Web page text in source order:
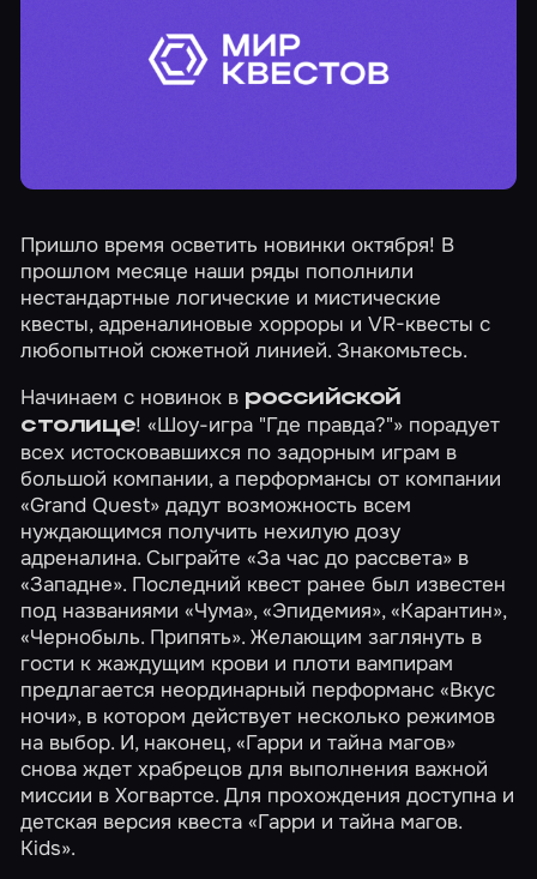
Пришло время осветить новинки октября! В
прошлом месяце наши ряды пополнили
нестандартные логические и мистические
квесты, адреналиновые хорроры и VR-квесты с
любопытной сюжетной линией. Знакомьтесь.
Начинаем с новинок в российской
столице! «Шоу-игра "Где правда?"»порадует
всех истосковавшихся по задорным играм в
большой компании, а перформансы от компании
«Grand Quest» дадут возможность всем
нуждающимся получить нехилую дозу
адреналина. Сыграйте«За час до рассвета» в
«Западне». Последний квест ранее был известен
под названиями «Чума», «Эпидемия», «Карантин»,
«Чернобыль. Припять». Желающим заглянуть в
гости к жаждущим крови и плоти вампирам
предлагается неординарный перформанс«Вкус
ночи», в котором действует несколько режимов
на выбор. И, наконец,«Гарри и тайна магов»
снова ждет храбрецов для выполнения важной
миссии в Хогвартсе. Для прохождения доступна и
детская версия квеста«Гарри и тайна магов.
Kids».